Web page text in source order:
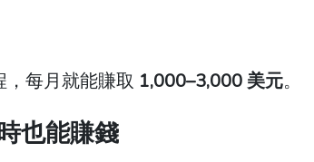
每月就能賺取 1,000–3,000 美元。
也能賺錢